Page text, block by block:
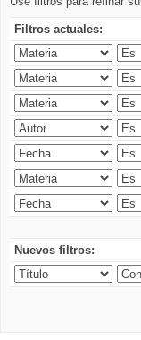
Filtros actuales:
Nuevos filtros: